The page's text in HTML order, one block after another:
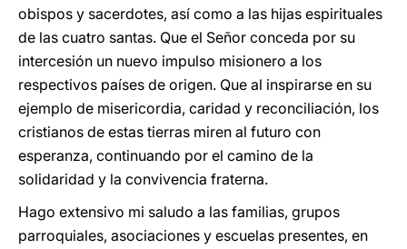
obispos y sacerdotes, así como a las hijas espirituales
de las cuatro santas. Que el Señor conceda por su
intercesión un nuevo impulso misionero a los
respectivos países de origen. Que al inspirarse en su
ejemplo de misericordia, caridad y reconciliación, los
cristianos de estas tierras miren al futuro con
esperanza, continuando por el camino de la
solidaridad y la convivencia fraterna.
Hago extensivo mi saludo a las familias, grupos
parroquiales, asociaciones y escuelas presentes, en